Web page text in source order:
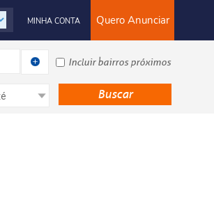
Quero Anunciar
MINHA CONTA
Incluir bairros próximos